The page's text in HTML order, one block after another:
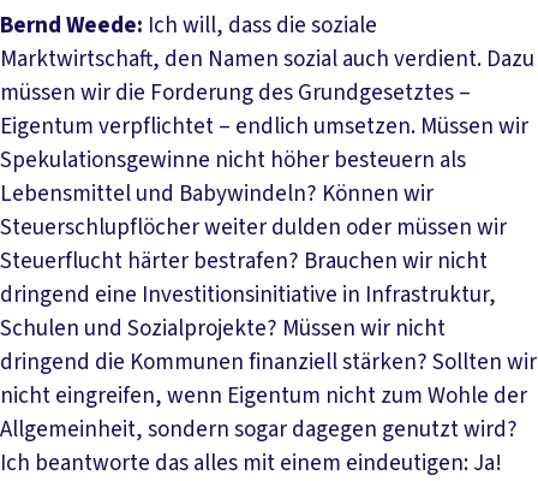
Bernd Weede: Ich will, dass die soziale
Marktwirtschaft, den Namen sozial auch verdient. Dazu
müssen wir die Forderung des Grundgesetztes –
Eigentum verpflichtet – endlich umsetzen. Müssen wir
Spekulationsgewinne nicht höher besteuern als
Lebensmittel und Babywindeln? Können wir
Steuerschlupflöcher weiter dulden oder müssen wir
Steuerflucht härter bestrafen? Brauchen wir nicht
dringend eine Investitionsinitiative in Infrastruktur,
Schulen und Sozialprojekte? Müssen wir nicht
dringend die Kommunen finanziell stärken? Sollten wir
nicht eingreifen, wenn Eigentum nicht zum Wohle der
Allgemeinheit, sondern sogar dagegen genutzt wird?
Ich beantworte das alles mit einem eindeutigen: Ja!